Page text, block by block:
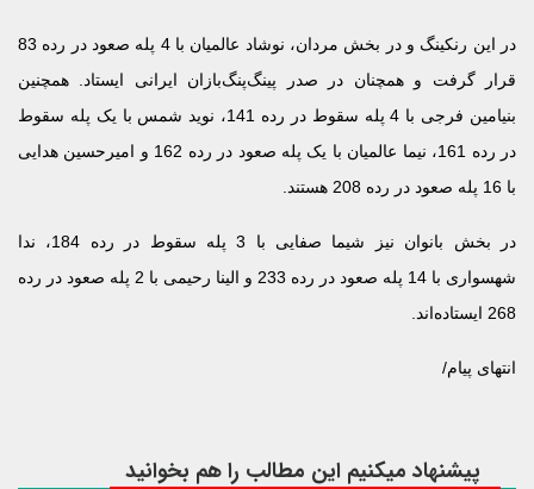
در این رنکینگ و در بخش مردان، نوشاد عالمیان با 4 پله صعود در رده 83
قرار گرفت و همچنان در صدر پینگ‌پنگ‌بازان ایرانی ایستاد. همچنین
بنیامین فرجی با 4 پله سقوط در رده 141، نوید شمس با یک پله سقوط
در رده 161، نیما عالمیان با یک پله صعود در رده 162 و امیرحسین هدایی
با 16 پله صعود در رده 208 هستند.
در بخش بانوان نیز شیما صفایی با 3 پله سقوط در رده 184، ندا
شهسواری با 14 پله صعود در رده 233 و الینا رحیمی با 2 پله صعود در رده
268 ایستاده‌اند.
انتهای پیام/
پیشنهاد میکنیم این مطالب را هم بخوانید